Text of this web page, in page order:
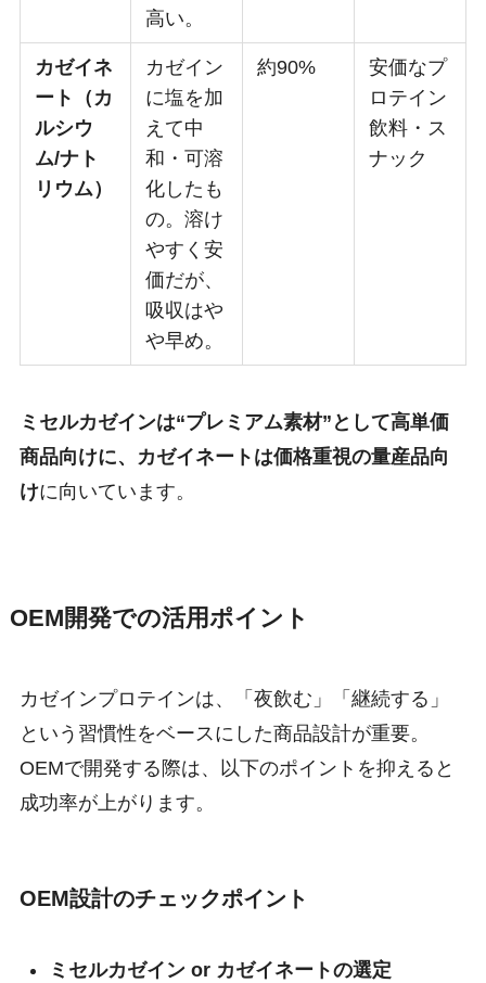
高い。
カゼイネ
ート（カ
ルシウ
ム/ナト
リウム）
カゼイン
に塩を加
えて中
和・可溶
化したも
の。溶け
やすく安
価だが、
吸収はや
や早め。
約90%
安価なプ
ロテイン
飲料・ス
ナック
ミセルカゼインは“プレミアム素材”として高単価
商品向けに、カゼイネートは価格重視の量産品向
けに向いています。
OEM開発での活用ポイント
カゼインプロテインは、「夜飲む」「継続する」
という習慣性をベースにした商品設計が重要。
OEMで開発する際は、以下のポイントを抑えると
成功率が上がります。
OEM設計のチェックポイント
ミセルカゼイン or カゼイネートの選定